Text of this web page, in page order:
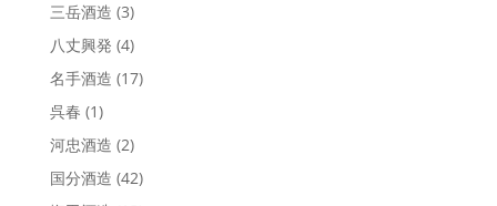
三岳酒造 (3)
八丈興発 (4)
名手酒造 (17)
呉春 (1)
河忠酒造 (2)
国分酒造 (42)